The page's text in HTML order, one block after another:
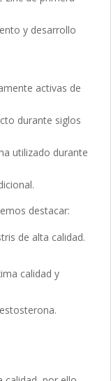
y desarrollo
activas de
durante siglos
utilizado durante
destacar:
de alta calidad.
calidad y